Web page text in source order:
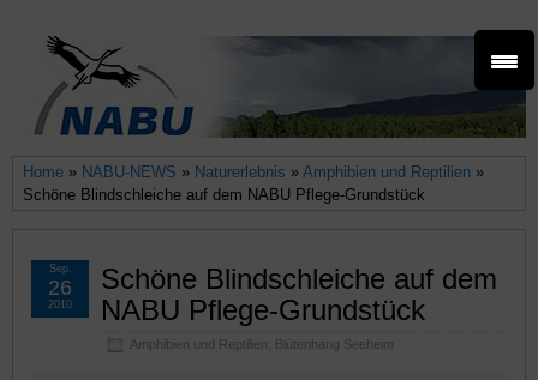
Home » NABU-NEWS » Naturerlebnis » Amphibien und Reptilien »
Schöne Blindschleiche auf dem NABU Pflege-Grundstück
Schöne Blindschleiche auf dem
NABU Pflege-Grundstück
Amphibien und Reptilien Blütenhang Seeheim
Sep.
26
2010